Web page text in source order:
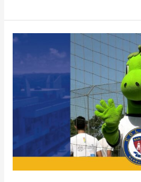
Saludo
Schools